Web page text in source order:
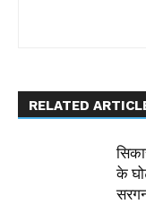
RELATED
के